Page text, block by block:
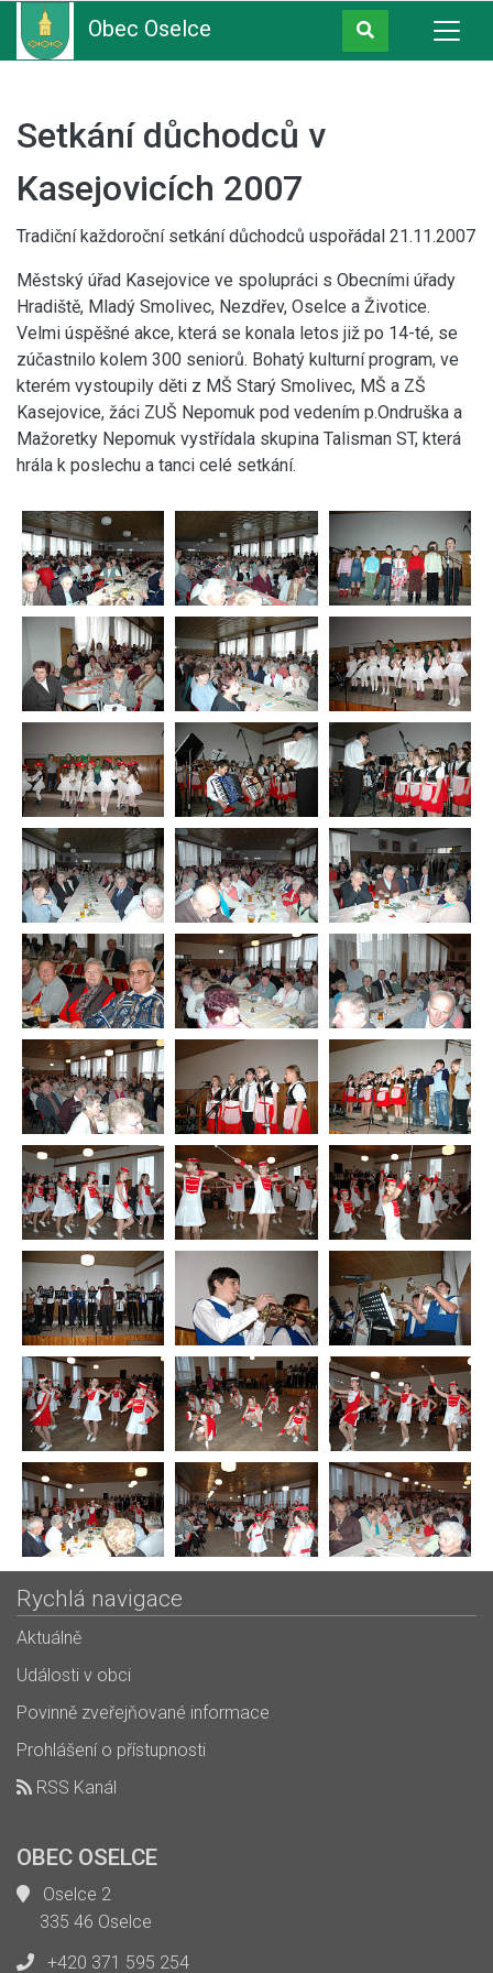
Obec Oselce
Setkání důchodců v
Kasejovicích 2007
Tradiční každoroční setkání důchodců uspořádal 21.11.2007
Městský úřad Kasejovice ve spolupráci s Obecními úřady
Hradiště, Mladý Smolivec, Nezdřev, Oselce a Životice.
Velmi úspěšné akce, která se konala letos již po 14-té, se
zúčastnilo kolem 300 seniorů. Bohatý kulturní program, ve
kterém vystoupily děti z MŠ Starý Smolivec, MŠ a ZŠ
Kasejovice, žáci ZUŠ Nepomuk pod vedením p.Ondruška a
Mažoretky Nepomuk vystřídala skupina Talisman ST, která
hrála k poslechu a tanci celé setkání.
Rychlá navigace
Aktuálně
Události v obci
Povinně zveřejňované informace
Prohlášení o přístupnosti
RSS Kanál
OBEC OSELCE
Oselce 2
335 46 Oselce
+420 371 595 254